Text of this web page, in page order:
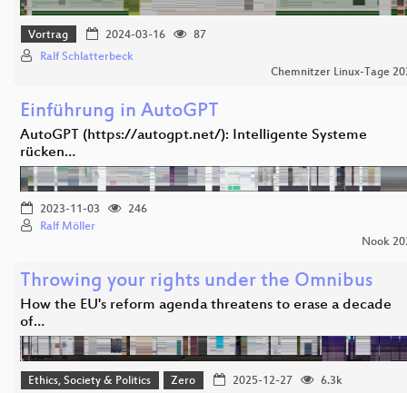
Vortrag 2024-03-16
87
Ralf Schlatterbeck
Chemnitzer Linux-Tage
Einführung in AutoGPT
AutoGPT (https://autogpt.net/): Intelligente Systeme
rücken…
2023-11-03
246
Ralf Möller
Nook
Throwing your rights under the Omnibus
How the EU's reform agenda threatens to erase a decade
of…
Ethics, Society & Politics Zero 2025-12-27
6.3k